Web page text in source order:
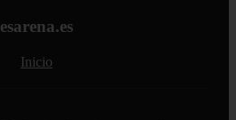
esarena.es
Inicio